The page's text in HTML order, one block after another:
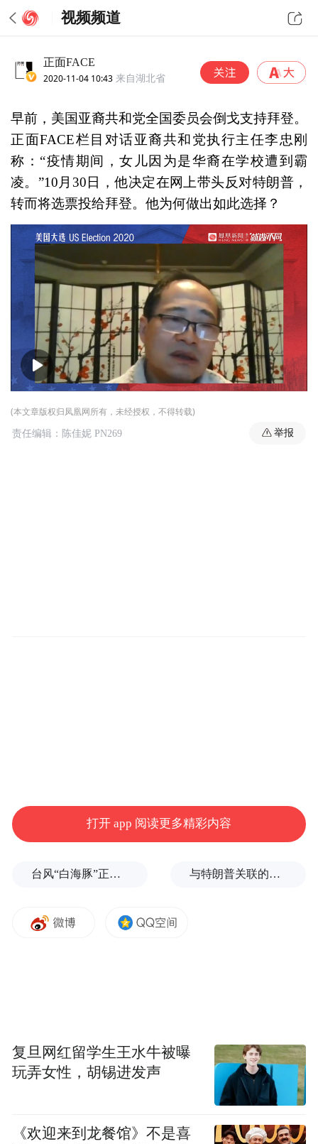
视频频道
正面FACE
2020-11-04 10:43 来自湖北省
早前，美国亚裔共和党全国委员会倒戈支持拜登。
正面FACE栏目对话亚裔共和党执行主任李忠刚
称：“疫情期间，女儿因为是华裔在学校遭到霸
凌。”10月30日，他决定在网上带头反对特朗普，
转而将选票投给拜登。他为何做出如此选择？
00:00 04:12
(本文章版权归凤凰网所有，未经授权，不得转载)
责任编辑：陈佳妮 PN269 举报
打开 app 阅读更多精彩内容
台风“白海豚”正式登陆 与特朗普关联的美石油公司拟在格陵兰岛钻探，岛政府强烈警告
复旦网红留学生王水牛被曝
玩弄女性，胡锡进发声
《欢迎来到龙餐馆》不是喜